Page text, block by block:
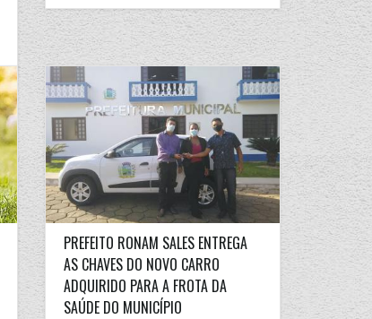
PREFEITO RONAM SALES ENTREGA
AS CHAVES DO NOVO CARRO
ADQUIRIDO PARA A FROTA DA
SAÚDE DO MUNICÍPIO